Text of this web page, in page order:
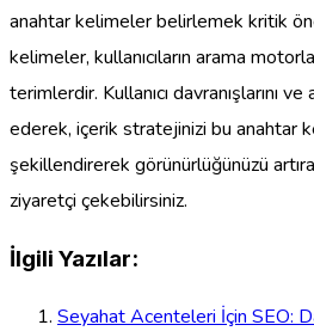
anahtar kelimeler belirlemek kritik
kelimeler, kullanıcıların arama
terimlerdir. Kullanıcı davranışlarını
ederek, içerik stratejinizi bu anahtar
şekillendirerek görünürlüğünüzü
ziyaretçi çekebilirsiniz.
İlgili Yazılar:
Seyahat Acenteleri İçin SEO: